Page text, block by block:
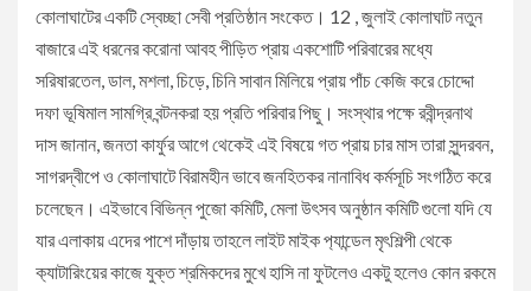
কোলাঘাটের একটি স্বেচ্ছা সেবী প্রতিষ্ঠান সংকেত। 12 , জুলাই কোলাঘাট নতুন
বাজারে এই ধরনের করোনা আবহ পীড়িত প্রায় একশোটি পরিবারের মধ্যে
সরিষারতেল, ডাল, মশলা, চিড়ে, চিনি সাবান মিলিয়ে প্রায় পাঁচ কেজি করে চোদ্দো
দফা ভূষিমাল সামগ্রি বন্টনকরা হয় প্রতি পরিবার পিছু। সংস্থার পক্ষে রবীন্দ্রনাথ
দাস জানান, জনতা কার্ফুর আগে থেকেই এই বিষয়ে গত প্রায় চার মাস তারা সুন্দরবন,
সাগরদ্বীপে ও কোলাঘাটে বিরামহীন ভাবে জনহিতকর নানাবিধ কর্মসূচি সংগঠিত করে
চলেছেন। এইভাবে বিভিন্ন পুজো কমিটি, মেলা উৎসব অনুষ্ঠান কমিটি গুলো যদি যে
যার এলাকায় এদের পাশে দাঁড়ায় তাহলে লাইট মাইক প‍্যান্ডেল মৃৎশিল্পী থেকে
ক‍্যাটারিংয়ের কাজে যুক্ত শ্রমিকদের মুখে হাসি না ফুটলেও একটু হলেও কোন রকমে